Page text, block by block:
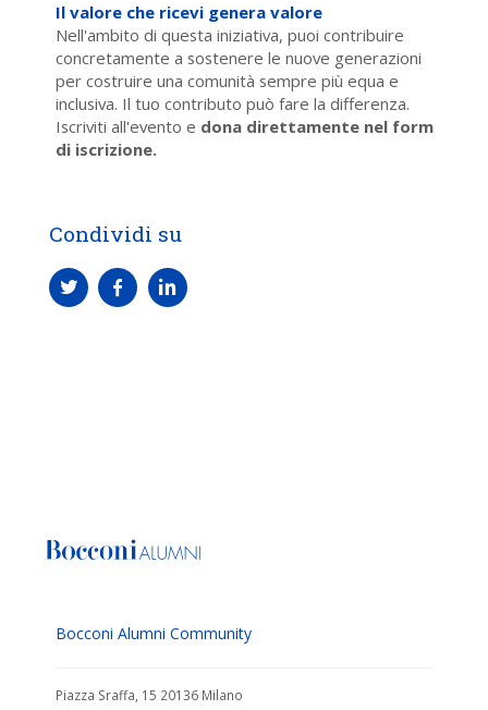
Il valore che ricevi genera valore
Nell'ambito di questa iniziativa, puoi contribuire
concretamente a sostenere le nuove generazioni
per costruire una comunità sempre più equa e
inclusiva. Il tuo contributo può fare la differenza.
Iscriviti all'evento e dona direttamente nel form
di iscrizione.
Condividi su
Bocconi Alumni Community
Piazza Sraffa, 15 20136 Milano